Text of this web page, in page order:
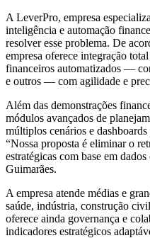
A LeverPro, empresa
inteligência e automação
resolver esse problema. De
empresa oferece integração
financeiros automatizados —
e outros — com agilidade e
Além das demonstrações
módulos avançados de
múltiplos cenários e
“Nossa proposta é eliminar o
estratégicas com base em
Guimarães.
A empresa atende médias e
saúde, indústria, construção
oferece ainda governança e
indicadores estratégicos